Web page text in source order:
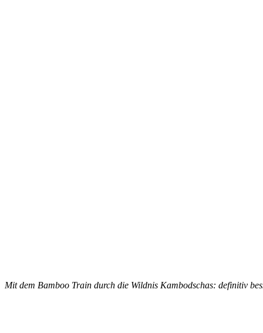
Mit dem Bamboo Train durch die Wildnis Kambodschas: definitiv